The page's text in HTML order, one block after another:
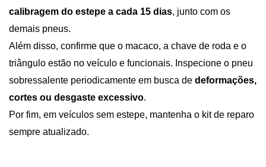
calibragem do estepe a cada 15 dias, junto com os
demais pneus.
Além disso, confirme que o macaco, a chave de roda e o
triângulo estão no veículo e funcionais. Inspecione o pneu
sobressalente periodicamente em busca de deformações,
cortes ou desgaste excessivo.
Por fim, em veículos sem estepe, mantenha o kit de reparo
sempre atualizado.